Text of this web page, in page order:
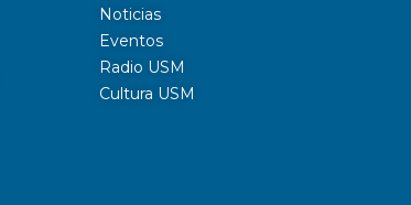
Noticias
Eventos
Radio USM
Cultura USM